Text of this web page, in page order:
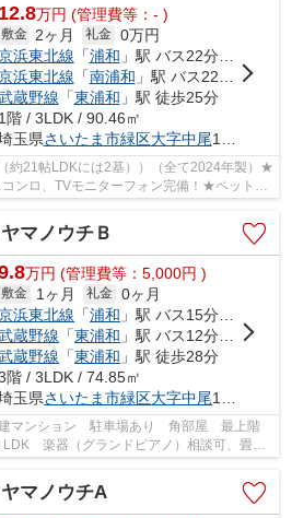
12.8万円 (管理費等：- )
敷金 2ヶ月 礼金 0万円
浜東北線 「浦和 」駅 バス22分 「駒形」 停歩3分
浜東北線 「南浦和 」駅 バス22分 「駒形（埼玉県）」 停歩3分
蔵野線 「東浦和 」駅 徒歩25分
1階 / 3LDK / 90.46㎡
玉県さいたま市緑区大字中尾1588-5
約21帖LDKには2基））（全て2024年製）★
ンロ、TVモニターフォン完備！★ペット・
可！★駐車場空きあり・...
ヤマノウチＢ
万円 (管理費等：5,000円 )
敷金 1ヶ月 礼金 0ヶ月
浜東北線 「浦和 」駅 バス15分 「駒形（埼玉県）」 停歩5分
蔵野線 「東浦和 」駅 バス12分 「駒形（埼玉県）」 停歩5分
蔵野線 「東浦和 」駅 徒歩28分
階 / 3LDK / 74.85㎡
玉県さいたま市緑区大字中尾1377-5
建マンション 駐車場あり 角部屋 最上階
楽器（グランドピアノ）相談可、畳ス
やお昼寝スペースと...
ヤマノウチA